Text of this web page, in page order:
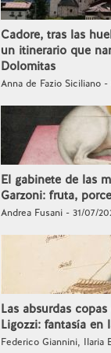
Cadore, tras las
un itinerario que
Dolomitas
Anna de Fazio Siciliano
El gabinete de las
Garzoni: fruta,
Andrea Fusani - 31/07/
Las absurdas
Ligozzi: fantasía en
Federico Giannini, Ilaria